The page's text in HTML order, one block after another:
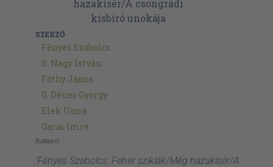
SZERZŐ
Fényes Szabolcs
S. Nagy István
Fóthy János
G. Dénes György
Elek Ilona
Garai Imre
Budapest
'Fényes Szabolcs: Fehér sziklák/Még hazakísér/A